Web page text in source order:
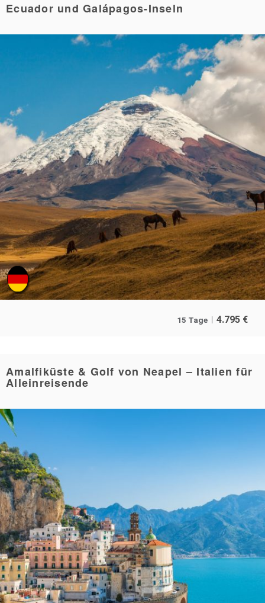
Ecuador und Galápagos-Inseln
15 Tage 4.795 €
Amalfiküste & Golf von Neapel – Italien für
Alleinreisende